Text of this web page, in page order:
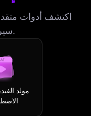
اكتشف أدوات
سير عملك الإبداعي.
مولد